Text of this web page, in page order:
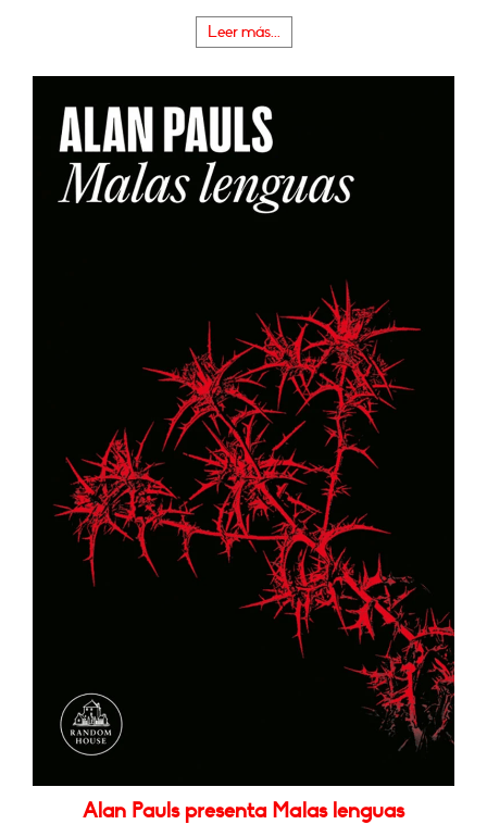
Leer más...
Alan Pauls presenta Malas lenguas